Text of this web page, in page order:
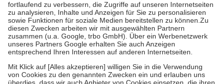
Diese Regeln gelten grundsätzlich auch für Online-Apotheken.
Bei Heilmitteln und häuslicher Krankenpflege beträgt die
Zuzahlung zehn Prozent der Kosten sowie zehn Euro je
Verordnung.
Um das Engagement der Versicherten für ihre eigene Gesundheit zu
stärken und die besondere Stellung der Familie zu unterstützen,
fallenkeine Zuzahlungenan bei:
• Kindern und Jugendlichen bis zum vollendeten 18. Lebensjahr